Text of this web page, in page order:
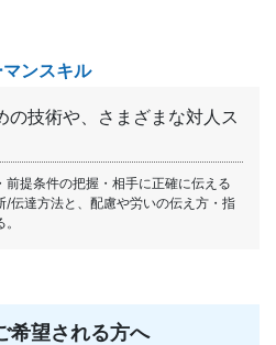
ンスキル
の技術や、さまざまな対人ス
提条件の把握・相手に正確に伝える
/伝達方法と、配慮や労いの伝え方・指
希望される方へ